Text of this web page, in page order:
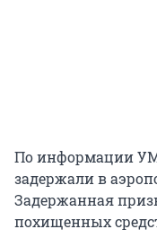
По информации
задержали в
Задержанная
похищенных